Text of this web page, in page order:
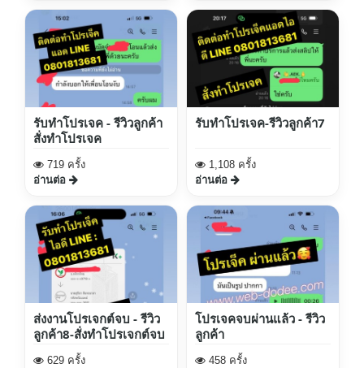
รับทำโปรเจค - รีวิวลูกค้า
สั่งทำโปรเจค
719 ครั้ง
อ่านต่อ
รับทำโปรเจค-รีวิวลูกค้า7
1,108 ครั้ง
อ่านต่อ
ส่งงานโปรเจกต์จบ - รีวิว
ลูกค้า8-สั่งทำโปรเจกต์จบ
629 ครั้ง
โปรเจคจบผ่านแล้ว - รีวิว
ลูกค้า
458 ครั้ง